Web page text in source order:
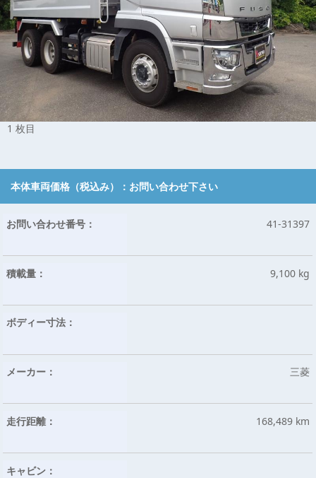
1 枚目
本体車両価格（税込み）： お問い合わせ下さい
お問い合わせ番号： 41-31397
積載量： 9,100 kg
ボディー寸法：
メーカー： 三菱
走行距離： 168,489 km
キャビン：